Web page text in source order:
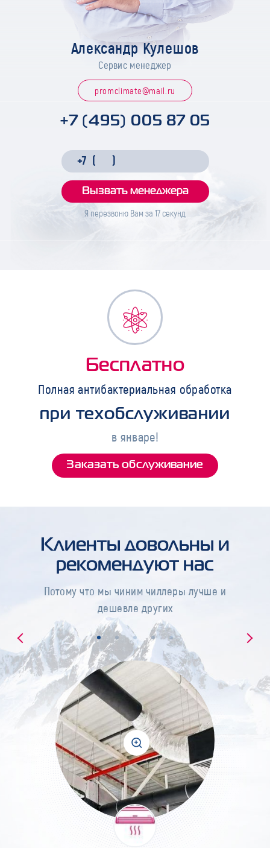
Александр Кулешов
Сервис менеджер
promclimate@mail.ru
+7 (495) 005 87 05
Я перезвоню Вам за 17секунд
Бесплатно
Полная антибактериальная обработка
при техобслуживании
в январе!
Заказать обслуживание
Клиенты довольны и
рекомендуют нас
Потому что мы чиним чиллеры лучше и
дешевле других